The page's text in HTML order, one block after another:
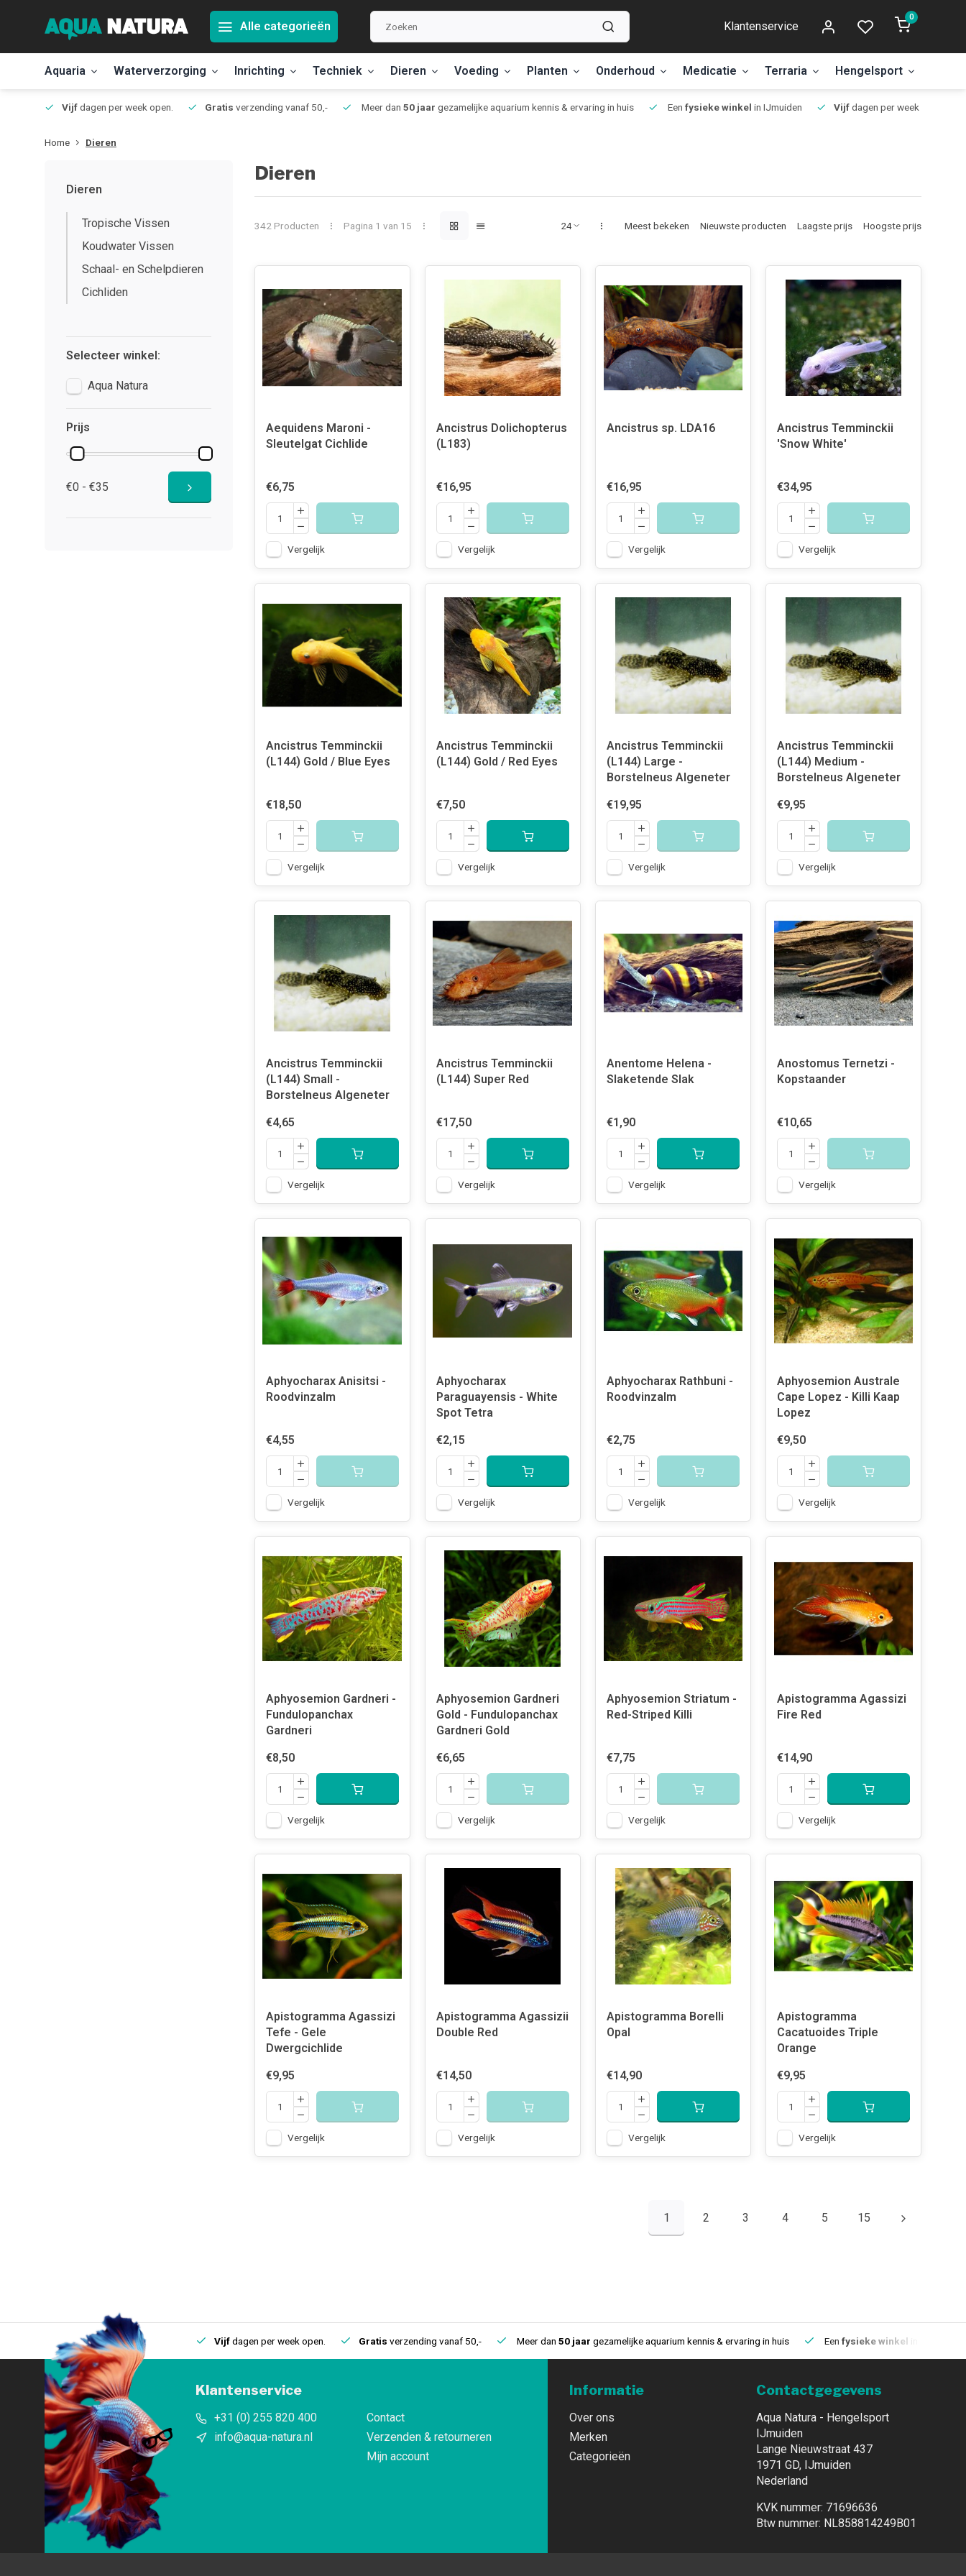
Alle categorieën Klantenservice
0
Aquaria Waterverzorging Inrichting Techniek Dieren Voeding Planten Onderhoud Medicatie Terraria Hengelsport
Vijfdagen per week open. Gratis verzending vanaf 50,- Meer dan 50 jaar gezamelijke aquarium kennis & ervaring in huis Een fysieke winkel in IJmuiden Vijfdagen per week open.
Home Dieren
Dieren
Tropische Vissen
Koudwater Vissen
Schaal- en Schelpdieren
Cichliden
Selecteer winkel:
Aqua Natura
Prijs
€0 - €35
Dieren
342 Producten Pagina 1 van 15 Meest bekeken Nieuwste producten Laagste prijs Hoogste prijs
Aequidens Maroni -
Sleutelgat Cichlide
€6,75
Vergelijk
Ancistrus Dolichopterus
(L183)
€16,95
Vergelijk
Ancistrus sp. LDA16
€16,95
Vergelijk
Ancistrus Temminckii
'Snow White'
€34,95
Vergelijk
Ancistrus Temminckii
(L144) Gold / Blue Eyes
€18,50
Vergelijk
Ancistrus Temminckii
(L144) Gold / Red Eyes
€7,50
Vergelijk
Ancistrus Temminckii
(L144) Large -
Borstelneus Algeneter
€19,95
Vergelijk
Ancistrus Temminckii
(L144) Medium -
Borstelneus Algeneter
€9,95
Vergelijk
Ancistrus Temminckii
(L144) Small -
Borstelneus Algeneter
€4,65
Vergelijk
Ancistrus Temminckii
(L144) Super Red
€17,50
Vergelijk
Anentome Helena -
Slaketende Slak
€1,90
Vergelijk
Anostomus Ternetzi -
Kopstaander
€10,65
Vergelijk
Aphyocharax Anisitsi -
Roodvinzalm
€4,55
Vergelijk
Aphyocharax
Paraguayensis - White
Spot Tetra
€2,15
Vergelijk
Aphyocharax Rathbuni -
Roodvinzalm
€2,75
Vergelijk
Aphyosemion Australe
Cape Lopez - Killi Kaap
Lopez
€9,50
Vergelijk
Aphyosemion Gardneri -
Fundulopanchax
Gardneri
€8,50
Vergelijk
Aphyosemion Gardneri
Gold - Fundulopanchax
Gardneri Gold
€6,65
Vergelijk
Aphyosemion Striatum -
Red-Striped Killi
€7,75
Vergelijk
Apistogramma Agassizi
Fire Red
€14,90
Vergelijk
Apistogramma Agassizi
Tefe - Gele
Dwergcichlide
€9,95
Vergelijk
Apistogramma Agassizii
Double Red
€14,50
Vergelijk
Apistogramma Borelli
Opal
€14,90
Vergelijk
Apistogramma
Cacatuoides Triple
Orange
€9,95
Vergelijk
1 2 3 4 5 15
Eenfysieke winkelin IJmuiden Vijfdagen per week open. Gratis verzending vanaf 50,- Meer dan 50 jaar gezamelijke aquarium kennis & ervaring in huis Een fysieke winkel
Klantenservice
+31 (0) 255 820 400
info@aqua-natura.nl
Contact
Verzenden & retourneren
Mijn account
Informatie
Over ons
Merken
Categorieën
Contactgegevens
Aqua Natura - Hengelsport
IJmuiden
Lange Nieuwstraat 437
1971 GD, IJmuiden
Nederland
KVK nummer: 71696636
Btw nummer: NL858814249B01